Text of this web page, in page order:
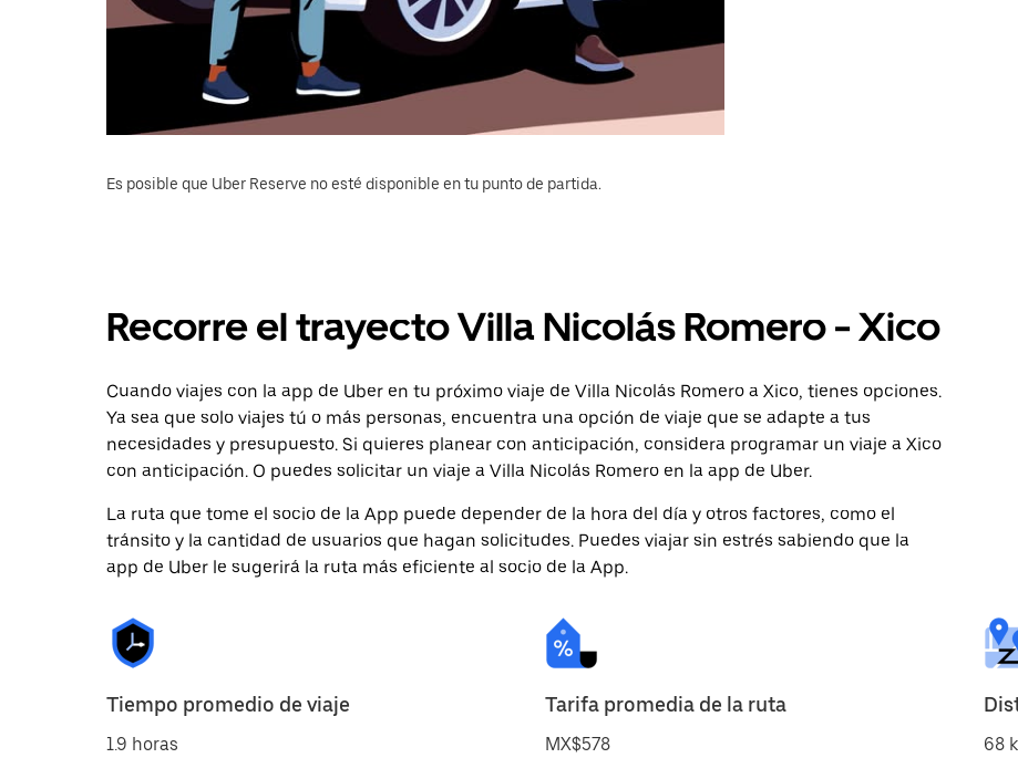
Es posible que Uber Reserve no esté disponible en tu punto de partida.
Recorre el trayecto Villa Nicolás Romero - Xico
Cuando viajes con la app de Uber en tu próximo viaje de Villa Nicolás Romero a Xico, tienes opciones.
Ya sea que solo viajes tú o más personas, encuentra una opción de viaje que se adapte a tus
necesidades y presupuesto. Si quieres planear con anticipación, considera programar un viaje a Xico
con anticipación. O puedes solicitar un viaje a Villa Nicolás Romero en la app de Uber.
La ruta que tome el socio de la App puede depender de la hora del día y otros factores, como el
tránsito y la cantidad de usuarios que hagan solicitudes. Puedes viajar sin estrés sabiendo que la
app de Uber le sugerirá la ruta más eficiente al socio de la App.
Tiempo promedio de viaje
1.9 horas
Tarifa promedia de la ruta
MX$578 68